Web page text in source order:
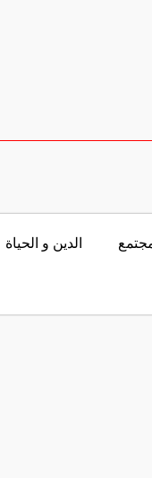
الدين و الحياة